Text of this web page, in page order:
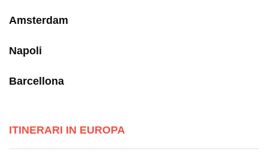
Amsterdam
Napoli
Barcellona
ITINERARI IN EUROPA